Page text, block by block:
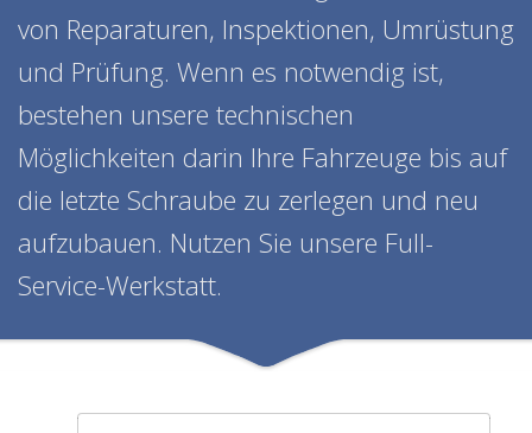
von Reparaturen, Inspektionen, Umrüstung
und Prüfung. Wenn es notwendig ist,
bestehen unsere technischen
Möglichkeiten darin Ihre Fahrzeuge bis auf
die letzte Schraube zu zerlegen und neu
aufzubauen. Nutzen Sie unsere Full-
Service-Werkstatt.